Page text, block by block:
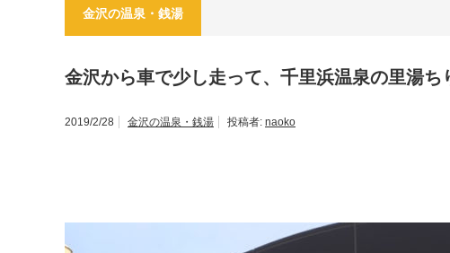
金沢の温泉・銭湯
金沢から車で少し走って、千里浜温泉の里湯ち
2019/2/28 金沢の温泉・銭湯 投稿者: naoko